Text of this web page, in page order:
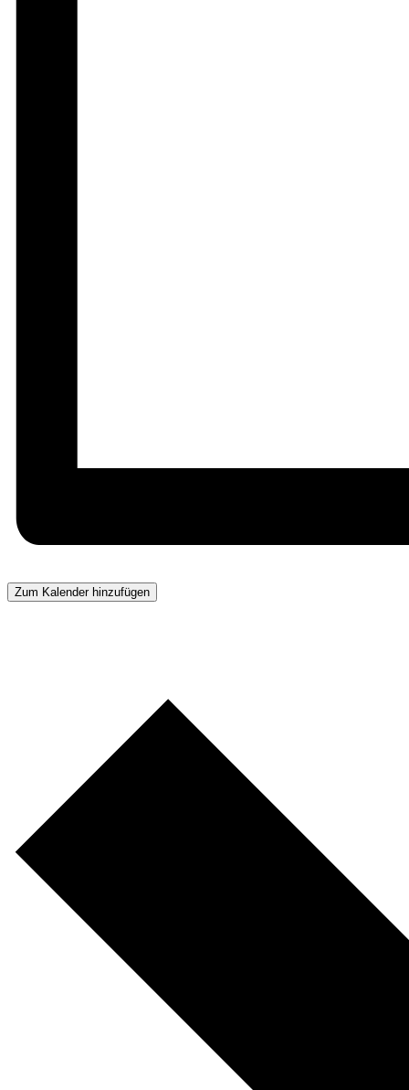
Zum Kalender hinzufügen